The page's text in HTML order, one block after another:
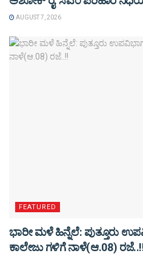
AUGUST 7, 2026
FEATURED
ಭಾರೀ ಮಳೆ ಹಿನ್ನೆಲೆ: ಪುತ್ತೂರು
ಕಾಲೇಜು ಗಳಿಗೆ ನಾಳೆ(ಆ.08)